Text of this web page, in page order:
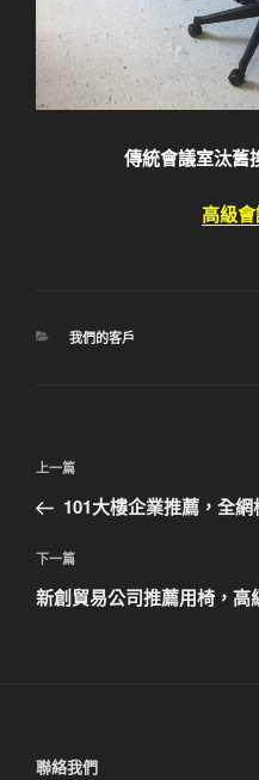
傳統會議室汰舊
高級
分
我們的客戶
文
導
覽
上
一
文
章
上一篇
101大樓企業推薦，全
下
一
下一篇
新創貿易公司推薦用椅，高
聯絡我們